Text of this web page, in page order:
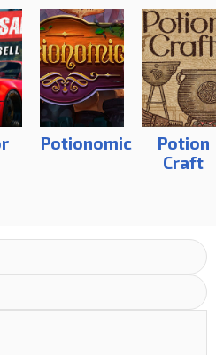
Potionomics
Potion
Craft